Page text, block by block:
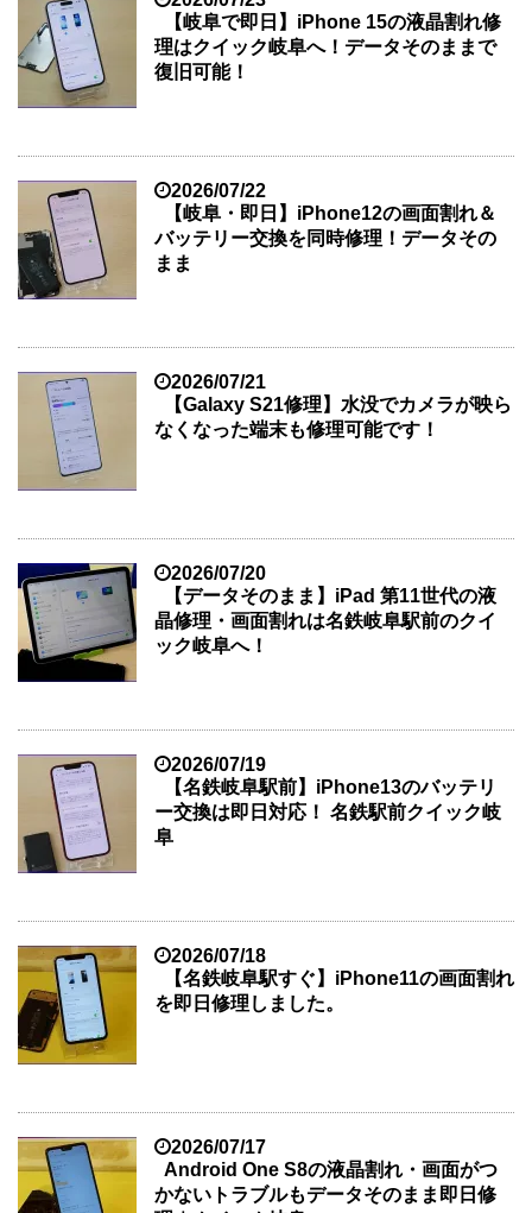
【岐阜で即日】iPhone 15の液晶割れ修
理はクイック岐阜へ！データそのままで
復旧可能！
2026/07/22
【岐阜・即日】iPhone12の画面割れ＆
バッテリー交換を同時修理！データその
まま
2026/07/21
【Galaxy S21修理】水没でカメラが映ら
なくなった端末も修理可能です！
2026/07/20
【データそのまま】iPad 第11世代の液
晶修理・画面割れは名鉄岐阜駅前のクイ
ック岐阜へ！
2026/07/19
【名鉄岐阜駅前】iPhone13のバッテリ
ー交換は即日対応！ 名鉄駅前クイック岐
阜
2026/07/18
【名鉄岐阜駅すぐ】iPhone11の画面割れ
を即日修理しました。
2026/07/17
Android One S8の液晶割れ・画面がつ
かないトラブルもデータそのまま即日修